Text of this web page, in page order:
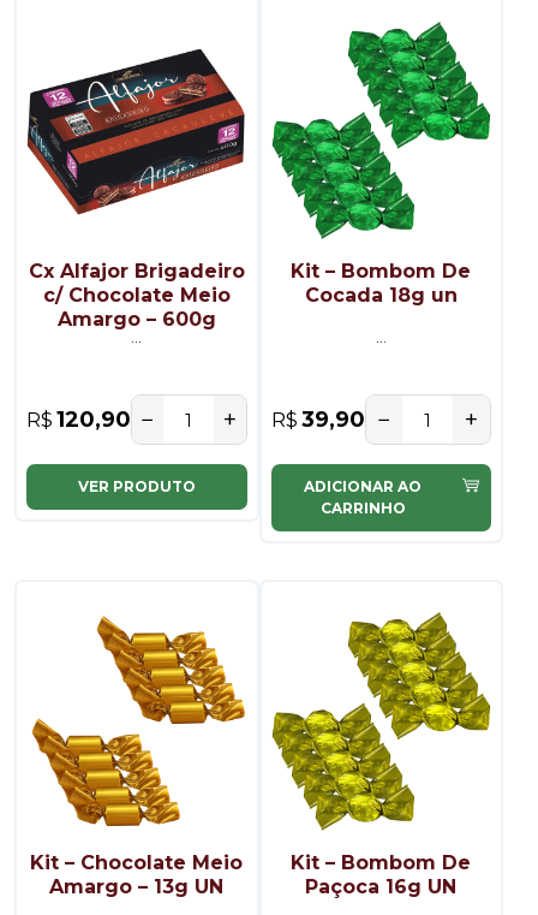
Cx Alfajor Brigadeiro
c/ Chocolate Meio
Amargo – 600g
...
R$ 120,90 − +
VER PRODUTO
Kit – Bombom De
Cocada 18g un
...
R$ 39,90 − +
ADICIONAR AO
CARRINHO
Kit – Chocolate Meio
Amargo – 13g UN
Kit – Bombom De
Paçoca 16g UN